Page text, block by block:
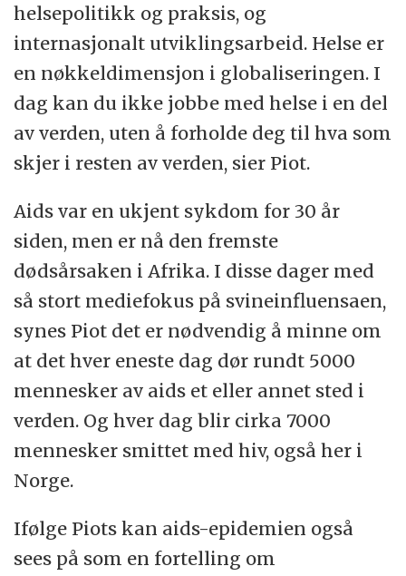
helsepolitikk og praksis, og
internasjonalt utviklingsarbeid. Helse er
en nøkkeldimensjon i globaliseringen. I
dag kan du ikke jobbe med helse i en del
av verden, uten å forholde deg til hva som
skjer i resten av verden, sier Piot.
Aids var en ukjent sykdom for 30 år
siden, men er nå den fremste
dødsårsaken i Afrika. I disse dager med
så stort mediefokus på svineinfluensaen,
synes Piot det er nødvendig å minne om
at det hver eneste dag dør rundt 5000
mennesker av aids et eller annet sted i
verden. Og hver dag blir cirka 7000
mennesker smittet med hiv, også her i
Norge.
Ifølge Piots kan aids-epidemien også
sees på som en fortelling om